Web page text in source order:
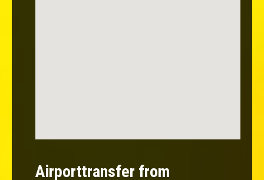
Airporttransfer from